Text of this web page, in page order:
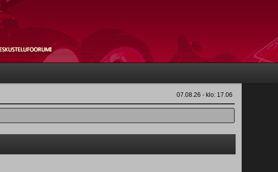
07.08.26 - klo: 17.06